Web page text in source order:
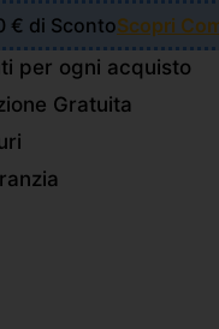
€ di ScontoScopri
per ogni acquisto
Gratuita